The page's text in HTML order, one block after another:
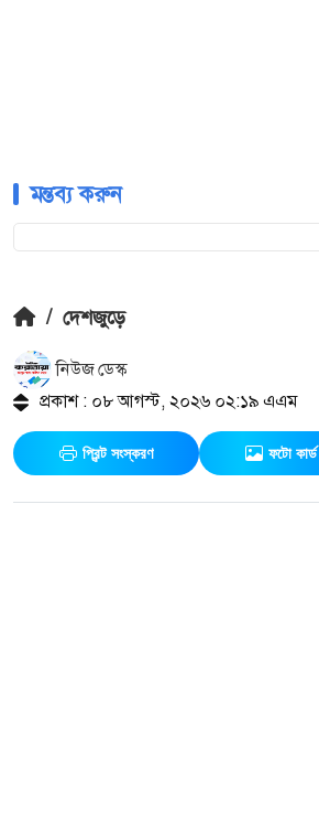
মন্তব্য করুন
/ দেশজুড়ে
নিউজ ডেস্ক
প্রকাশ : ০৮ আগস্ট, ২০২৬ ০২:১৯ এএম
প্রিন্ট সংস্করণ ফটো কার্ড